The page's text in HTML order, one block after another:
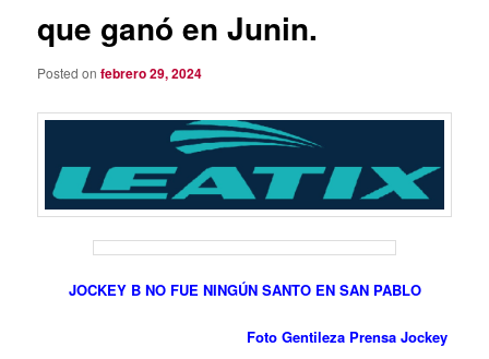
que ganó en Junin.
Posted onfebrero 29, 2024
JOCKEY B NO FUE NINGÚN SANTO EN SAN PABLO
Foto Gentileza Prensa Jockey